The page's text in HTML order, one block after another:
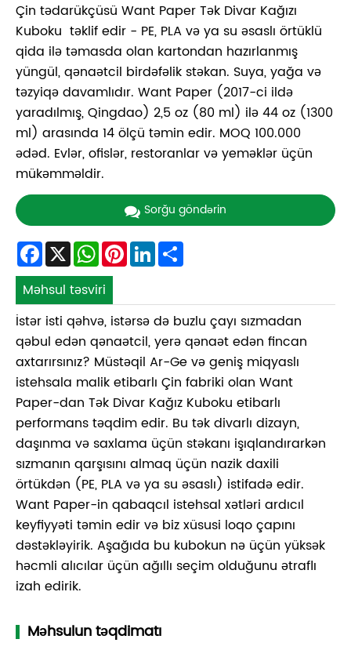
Çin tədarükçüsü Want Paper Tək Divar Kağızı
Kuboku təklif edir - PE, PLA və ya su əsaslı örtüklü
qida ilə təmasda olan kartondan hazırlanmış
yüngül, qənaətcil birdəfəlik stəkan. Suya, yağa və
təzyiqə davamlıdır. Want Paper (2017-ci ildə
yaradılmış, Qingdao) 2,5 oz (80 ml) ilə 44 oz (1300
ml) arasında 14 ölçü təmin edir. MOQ 100.000
ədəd. Evlər, ofislər, restoranlar və yeməklər üçün
mükəmməldir.
Sorğu göndərin
Facebook
X WhatsApp
Pinterest
LinkedIn
Məhsul təsviri
İstər isti qəhvə, istərsə də buzlu çayı sızmadan
qəbul edən qənaətcil, yerə qənaət edən fincan
axtarırsınız? Müstəqil Ar-Ge və geniş miqyaslı
istehsala malik etibarlı Çin fabriki olan Want
Paper-dan Tək Divar Kağız Kuboku etibarlı
performans təqdim edir. Bu tək divarlı dizayn,
daşınma və saxlama üçün stəkanı işıqlandırarkən
sızmanın qarşısını almaq üçün nazik daxili
örtükdən (PE, PLA və ya su əsaslı) istifadə edir.
Want Paper-in qabaqcıl istehsal xətləri ardıcıl
keyfiyyəti təmin edir və biz xüsusi loqo çapını
dəstəkləyirik. Aşağıda bu kubokun nə üçün yüksək
həcmli alıcılar üçün ağıllı seçim olduğunu ətraflı
izah edirik.
Məhsulun təqdimatı